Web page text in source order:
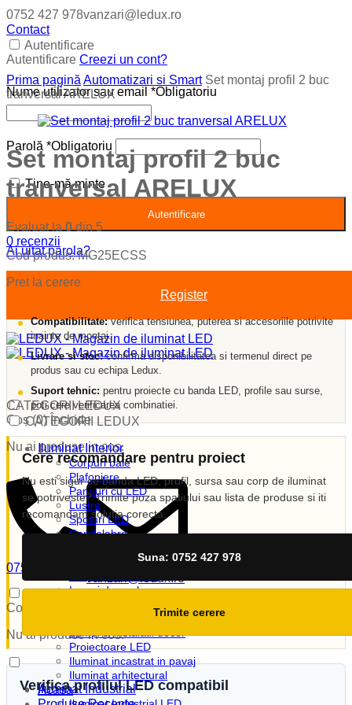
0752 427 978vanzari@ledux.ro
Contact
Autentificare
Autentificare Creezi un cont?
Nume utilizator sau email *Obligatoriu
Parolă *Obligatoriu
Ține-mă minte
Autentificare
Ai uitat parola?
Register
Coș (0)Închide
Nu ai produse in cos.
0752 427 978
vanzari@ledux.ro
00.00lei
Coș (
Nu ai produse in cos.
Acasa
CATEGORII LEDUX
CATEGORII LEDUX
Iluminat Interior
Corpuri baie
Plafoniere
Panouri cu LED
Lustre
Spoturi LED
Candelabre
Lampi de veghe
Iluminat exterior decorativ
Lampi si instalatii decor
Proiectoare LED
Iluminat incastrat in pavaj
Iluminat arhitectural
Iluminat Industrial
Prima pagină Automatizari si Smart Set montaj profil 2 buc
tranversal ARELUX
Set montaj profil 2 buc
tranversal ARELUX
Evaluat la0din 5
0 recenzii
Cod produs: MG25ECSS
Pret la cerere
Compatibilitate:verifica tensiunea, puterea si accesoriile potrivite
inainte de montaj.
Livrare si stoc:confirma disponibilitatea si termenul direct pe
produs sau cu echipa Ledux.
Suport tehnic: pentru proiecte cu banda LED, profile sau surse,
poti cere verificarea combinatiei.
Cere recomandare pentru proiect
Nu esti sigur ce banda LED, profil, sursa sau corp de iluminat
se potriveste? Trimite poza spatiului sau lista de produse si iti
recomandam solutia corecta.
Suna: 0752 427 978
Trimite cerere
Verifica profilul LED compatibil